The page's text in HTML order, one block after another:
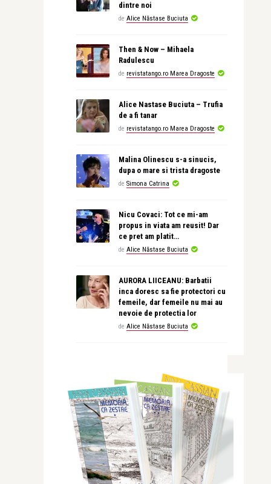
dintre noi
de Alice Năstase Buciuta
Then & Now – Mihaela
Radulescu
de revistatango.ro Marea Dragoste
Alice Nastase Buciuta – Trufia
de a fi tanar
de revistatango.ro Marea Dragoste
Malina Olinescu s-a sinucis,
dupa o mare si trista dragoste
de Simona Catrina
Nicu Covaci: Tot ce mi-am
propus in viata am reusit! Dar
ce pret am platit…
de Alice Năstase Buciuta
AURORA LIICEANU: Barbatii
inca doresc sa fie protectori cu
femeile, dar femeile nu mai au
nevoie de protectia lor
de Alice Năstase Buciuta